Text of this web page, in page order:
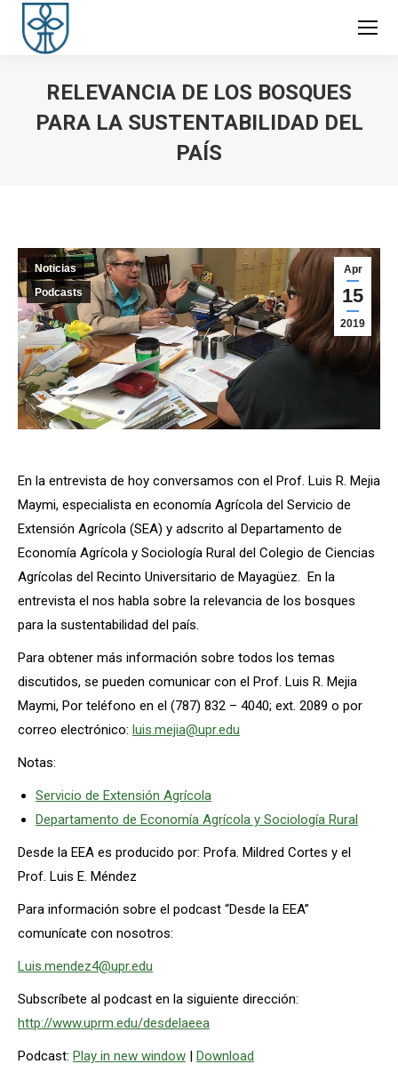
RELEVANCIA DE LOS BOSQUES
PARA LA SUSTENTABILIDAD DEL
PAÍS
Apr
15
2019
Noticias
Podcasts
En la entrevista de hoy conversamos con el Prof. Luis R. Mejia
Maymi, especialista en economía Agrícola del Servicio de
Extensión Agrícola (SEA) y adscrito al Departamento de
Economía Agrícola y Sociología Rural del Colegio de Ciencias
Agrícolas del Recinto Universitario de Mayagüez. En la
entrevista el nos habla sobre la relevancia de los bosques
para la sustentabilidad del país.
Para obtener más información sobre todos los temas
discutidos, se pueden comunicar con el Prof. Luis R. Mejia
Maymi, Por teléfono en el (787) 832 – 4040; ext. 2089 o por
correo electrónico: luis.mejia@upr.edu
Notas:
Servicio de Extensión Agrícola
Departamento de Economía Agrícola y Sociología Rural
Desde la EEA es producido por: Profa. Mildred Cortes y el
Prof. Luis E. Méndez
Para información sobre el podcast “Desde la EEA”
comunícate con nosotros:
Luis.mendez4@upr.edu
Subscríbete al podcast en la siguiente dirección:
http://www.uprm.edu/desdelaeea
Podcast: Play in new window | Download